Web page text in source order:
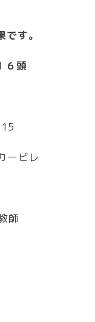
す。
頭
ービレ
師